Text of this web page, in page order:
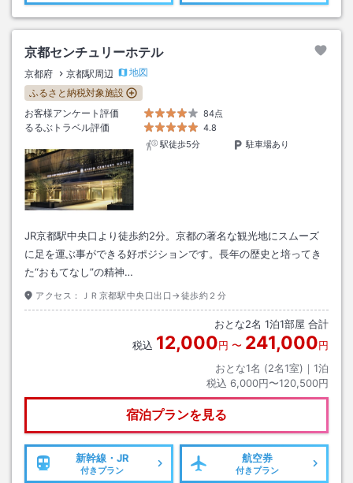
京都センチュリーホテル
京都府 京都駅周辺
地図
ふるさと納税対象施設
お客様アンケート評価
84点
るるぶトラベル評価
4.8
駅徒歩5分
駐車場あり
JR京都駅中央口より徒歩約2分。京都の著名な観光地にスムーズ
に足を運ぶ事ができる好ポジションです。長年の歴史と培ってき
た“おもてなし”の精神…
アクセス： ＪＲ京都駅中央口出口→徒歩約２分
おとな2名 1泊1部屋 合計
税込 12,000円 〜 241,000円
おとな1名 (2名1室)｜ 1泊
税込 6,000円〜120,500円
宿泊プランを見る
新幹線・JR
付きプラン
航空券
付きプラン